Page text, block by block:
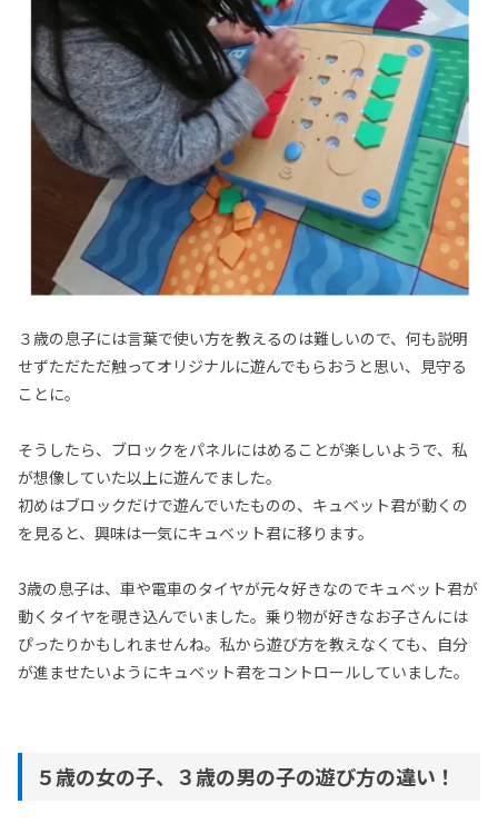
３歳の息子には言葉で使い方を教えるのは難しいので、何も説明
せずただただ触ってオリジナルに遊んでもらおうと思い、見守る
ことに。
そうしたら、ブロックをパネルにはめることが楽しいようで、私
が想像していた以上に遊んでました。
初めはブロックだけで遊んでいたものの、キュベット君が動くの
を見ると、興味は一気にキュベット君に移ります。
3歳の息子は、車や電車のタイヤが元々好きなのでキュベット君が
動くタイヤを覗き込んでいました。乗り物が好きなお子さんには
ぴったりかもしれませんね。私から遊び方を教えなくても、自分
が進ませたいようにキュベット君をコントロールしていました。
５歳の女の子、３歳の男の子の遊び方の違い！